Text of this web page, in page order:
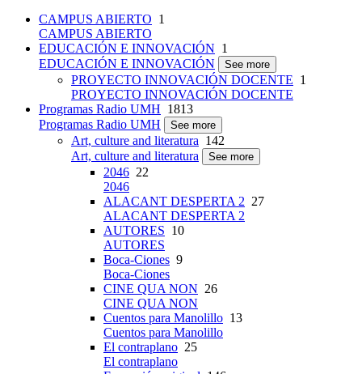
CAMPUS ABIERTO 1
CAMPUS ABIERTO
EDUCACIÓN E INNOVACIÓN 1
EDUCACIÓN E INNOVACIÓN
See more
PROYECTO INNOVACIÓN DOCENTE 1
PROYECTO INNOVACIÓN DOCENTE
Programas Radio UMH 1813
Programas Radio UMH
See more
Art, culture and literatura 142
Art, culture and literatura
See more
2046 22
2046
ALACANT DESPERTA 2 27
ALACANT DESPERTA 2
AUTORES 10
AUTORES
Boca-Ciones 9
Boca-Ciones
CINE QUA NON 26
CINE QUA NON
Cuentos para Manolillo 13
Cuentos para Manolillo
El contraplano 25
El contraplano